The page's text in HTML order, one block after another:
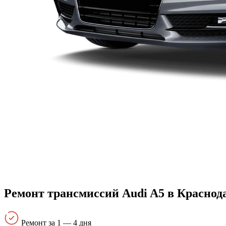
Ремонт трансмиссий Audi A5 в
Ремонт за 1 — 4 дня